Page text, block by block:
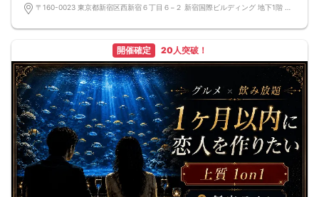
40名様
🔳中止判断タイミング：開催1時間前
・高級感あふれるラグジュアリー空間
・約20分ごとに交流相手をシャッフル
・16タイプ性格相性診断をきっかけに交流
・参加者全員に美容グッズをプレゼント
・お一人参加、初参加歓迎
■16タイプ性格相性診断
事前に診断を受けてからご参加ください。
https://www.16personalities.com/ja/性格タイプ
当日は「自分のタイプ」「相性の良いタイプ」などをきっかけに、初対面でも自
然に会話が広がります。
■当日の流れ
①受付
②乾杯・グループ交流
③約20分ごとにシャッフル
④終了・自由解散
■開催場所
開催確定 20人突破！